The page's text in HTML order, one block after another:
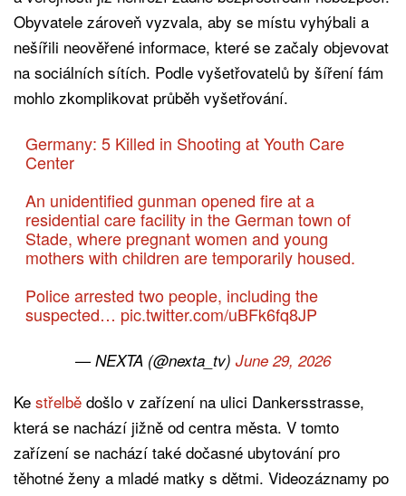
Obyvatele zároveň vyzvala, aby se místu vyhýbali a
nešířili neověřené informace, které se začaly objevovat
na sociálních sítích. Podle vyšetřovatelů by šíření fám
mohlo zkomplikovat průběh vyšetřování.
Germany: 5 Killed in Shooting at Youth Care
Center
An unidentified gunman opened fire at a
residential care facility in the German town of
Stade, where pregnant women and young
mothers with children are temporarily housed.
Police arrested two people, including the
suspected… pic.twitter.com/uBFk6fq8JP
— NEXTA (@nexta_tv) June 29, 2026
Ke střelbě došlo v zařízení na ulici Dankersstrasse,
která se nachází jižně od centra města. V tomto
zařízení se nachází také dočasné ubytování pro
těhotné ženy a mladé matky s dětmi. Videozáznamy po